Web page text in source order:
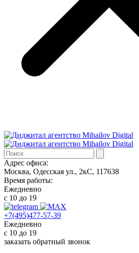
Адрес офиса:
Москва, Одесская ул., 2кС, 117638
Время работы:
Ежедневно
с 10 до 19
+7(495)477-57-39
Ежедневно
с 10 до 19
заказать обратный звонок